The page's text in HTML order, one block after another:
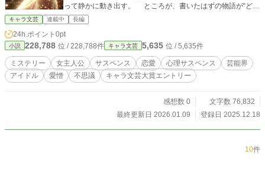
って静かに動き出す。 ところが、書いたはずの物語が“どこ
か食い違っていく”ことに気づいた優は、次第に恐怖と疑念に
囚われていく。 虚構が現実を侵食する時、人は"誰かの物
語"ではなく、自分の人生を選び取れるのか。 ──交差する記
憶と願いが織りなす、切ないラブサスペンス。
キャラ文芸 連載中 長編
24h.ポイント 0pt
小説 228,788 位 / 228,788件 キャラ文芸 5,635 位 / 5,635件
ミステリー 女主人公 サスペンス 恋愛 心理サスペンス
芸能界
アイドル
愛憎 不思議 キャラ文芸大賞エントリー
感想数 0
文字数 76,832
最終更新日 2026.01.09
登録日 2025.12.18
10件